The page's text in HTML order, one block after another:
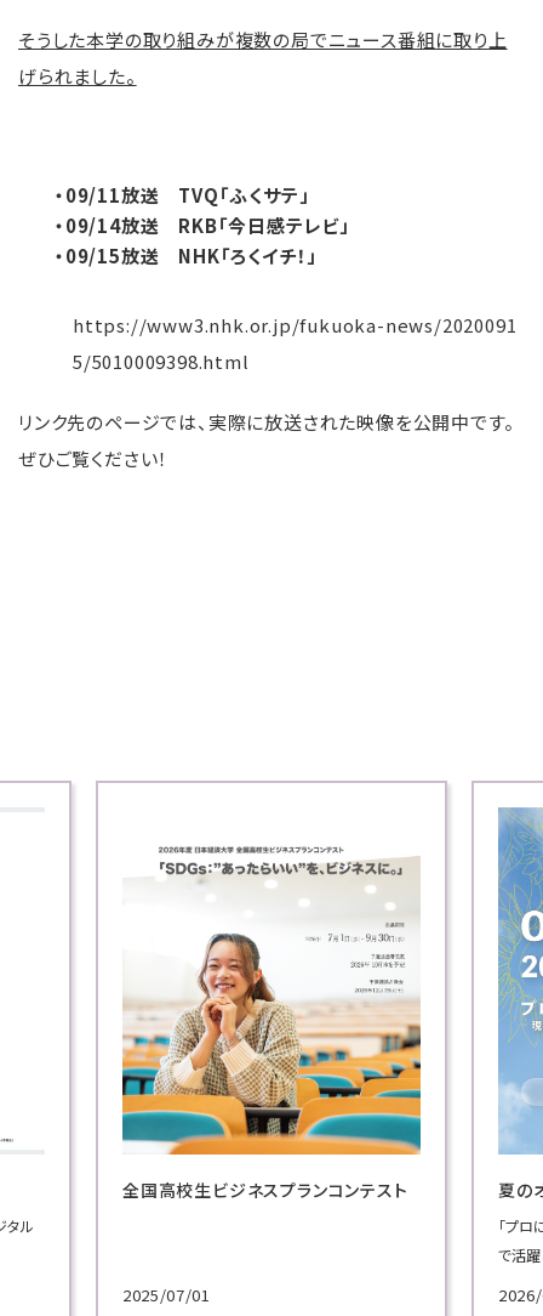
そうした本学の取り組みが複数の局でニュース番組に取り上
げられました。
・09/11放送 TVQ「ふくサテ」
・09/14放送 RKB「今日感テレビ」
・09/15放送 NHK「ろくイチ！」
https://www3.nhk.or.jp/fukuoka-news/2020091
5/5010009398.html
リンク先のページでは、実際に放送された映像を公開中です。
ぜひご覧ください！
タル
全国高校生ビジネスプランコンテスト
2025/07/01
夏の
「プ
で活